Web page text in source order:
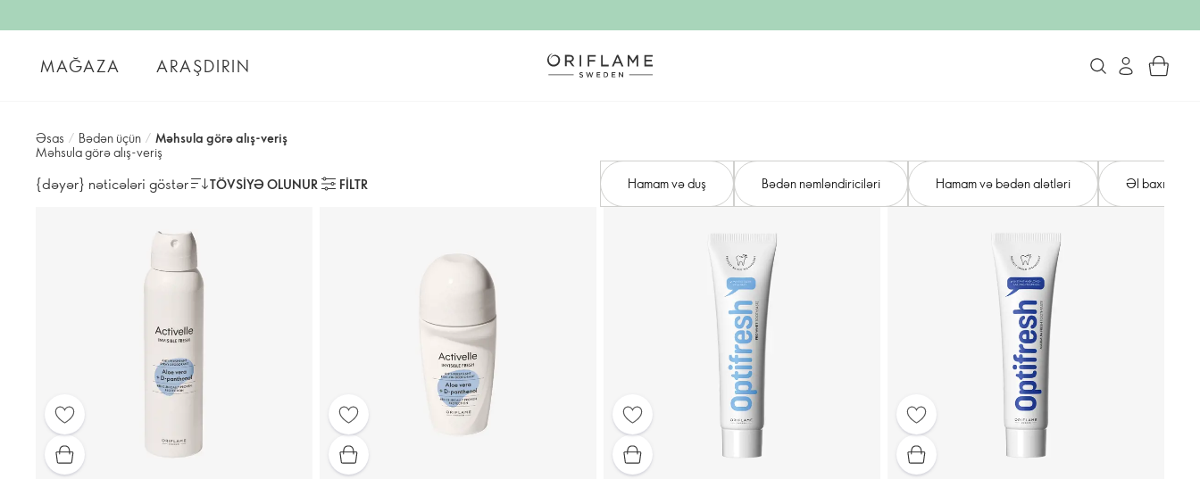
MAĞAZA ARAŞDIRIN
Əsas / Bədən üçün / Məhsula görə alış-veriş
Məhsula görə alış-veriş
{dəyər} nəticələri göstər TÖVSIYƏ OLUNUR FILTR Hamam və duş Bədən nəmləndiriciləri Hamam və bədən alətləri Əl baxımı